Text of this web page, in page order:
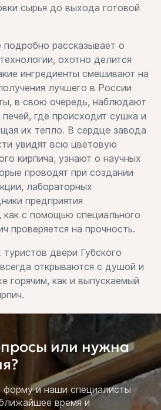
сырья до выхода готовой
рассказывает о
охотно делится
ингредиенты смешивают на
лучшего в России
в свою очередь, наблюдают
где происходит сушка и
их тепло. В сердце завода
увидят всю цветовую
кирпича, узнают о научных
проводят при создании
лабораторных
предприятия
с помощью специального
проверяется на прочность.
двери Губского
открываются с душой и
горячим, как и выпускаемый
или нужна
форму и наши специалисты
время и